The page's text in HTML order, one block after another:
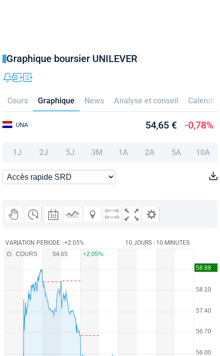
Graphique boursier UNILEVER
Cours Graphique News Analyse et conseil
UNA 54,65 € -0,78%
1J 2J 5J 3M 1A 2A 5A 10A
VARIATION PERIODE : +2.05% 10 JOURS - 10 MINUTES
COURS 54.65 +2.05%